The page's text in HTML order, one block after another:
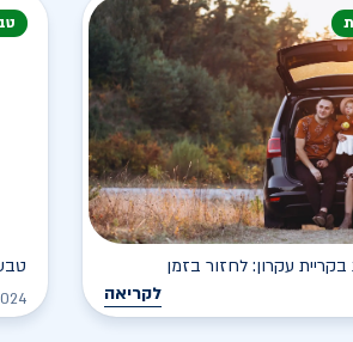
בקריית עקרון: לחזור בזמן
לקריאה